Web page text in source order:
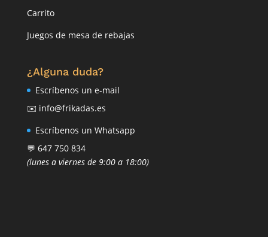
Carrito
Juegos de mesa de rebajas
¿Alguna duda?
Escríbenos un e-mail
✉️ info@frikadas.es
Escríbenos un Whatsapp
💬 647 750 834
(lunes a viernes de 9:00 a 18:00)